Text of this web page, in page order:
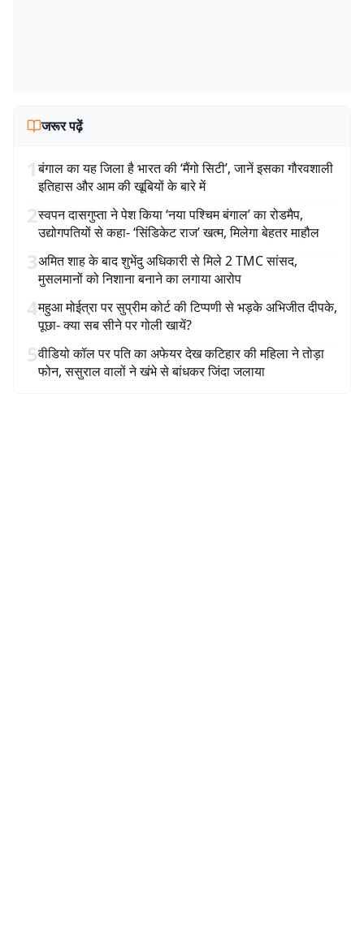
जरूर पढ़ें
1बंगाल का यह जिला है भारत की ‘मैंगो सिटी’, जानें इसका गौरवशाली
इतिहास और आम की खूबियों के बारे में
2स्वपन दासगुप्ता ने पेश किया ‘नया पश्चिम बंगाल’ का रोडमैप,
उद्योगपतियों से कहा- ‘सिंडिकेट राज’ खत्म, मिलेगा बेहतर माहौल
3अमित शाह के बाद शुभेंदु अधिकारी से मिले 2 TMC सांसद,
मुसलमानों को निशाना बनाने का लगाया आरोप
4महुआ मोईत्रा पर सुप्रीम कोर्ट की टिप्पणी से भड़के अभिजीत दीपके,
पूछा- क्या सब सीने पर गोली खायें?
5वीडियो कॉल पर पति का अफेयर देख कटिहार की महिला ने तोड़ा
फोन, ससुराल वालों ने खंभे से बांधकर जिंदा जलाया